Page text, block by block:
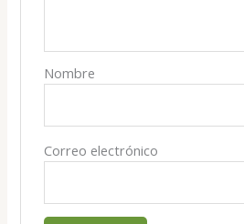
Nombre
Correo electrónico